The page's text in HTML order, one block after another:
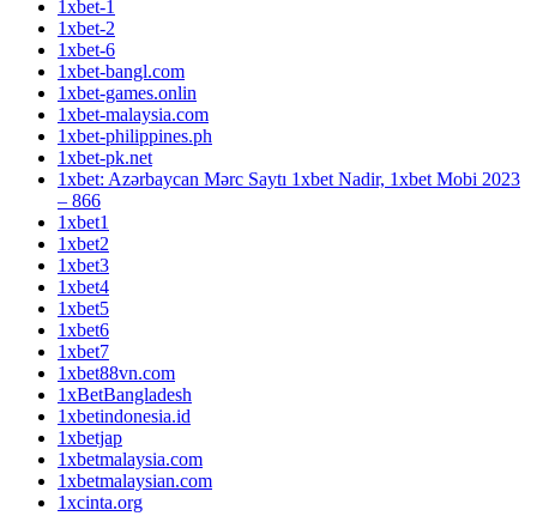
1xbet-1
1xbet-2
1xbet-6
1xbet-bangl.com
1xbet-games.onlin
1xbet-malaysia.com
1xbet-philippines.ph
1xbet-pk.net
1xbet: Azərbaycan Mərc Saytı 1xbet Nadir, 1xbet Mobi 2023
– 866
1xbet1
1xbet2
1xbet3
1xbet4
1xbet5
1xbet6
1xbet7
1xbet88vn.com
1xBetBangladesh
1xbetindonesia.id
1xbetjap
1xbetmalaysia.com
1xbetmalaysian.com
1xcinta.org